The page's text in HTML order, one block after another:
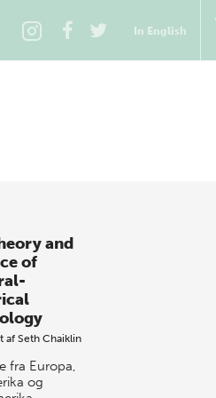
In English
and
of
af Seth Chaiklin
fra Europa,
og